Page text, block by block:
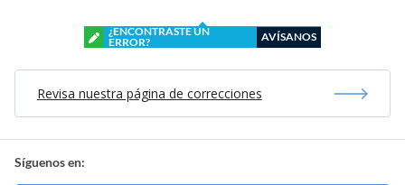
¿ENCONTRASTE UN
ERROR?
AVÍSANOS
Revisa nuestra página de correcciones
Síguenos en: